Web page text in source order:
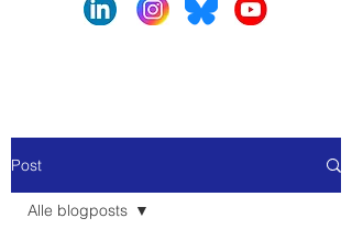
Post
Alle blogposts